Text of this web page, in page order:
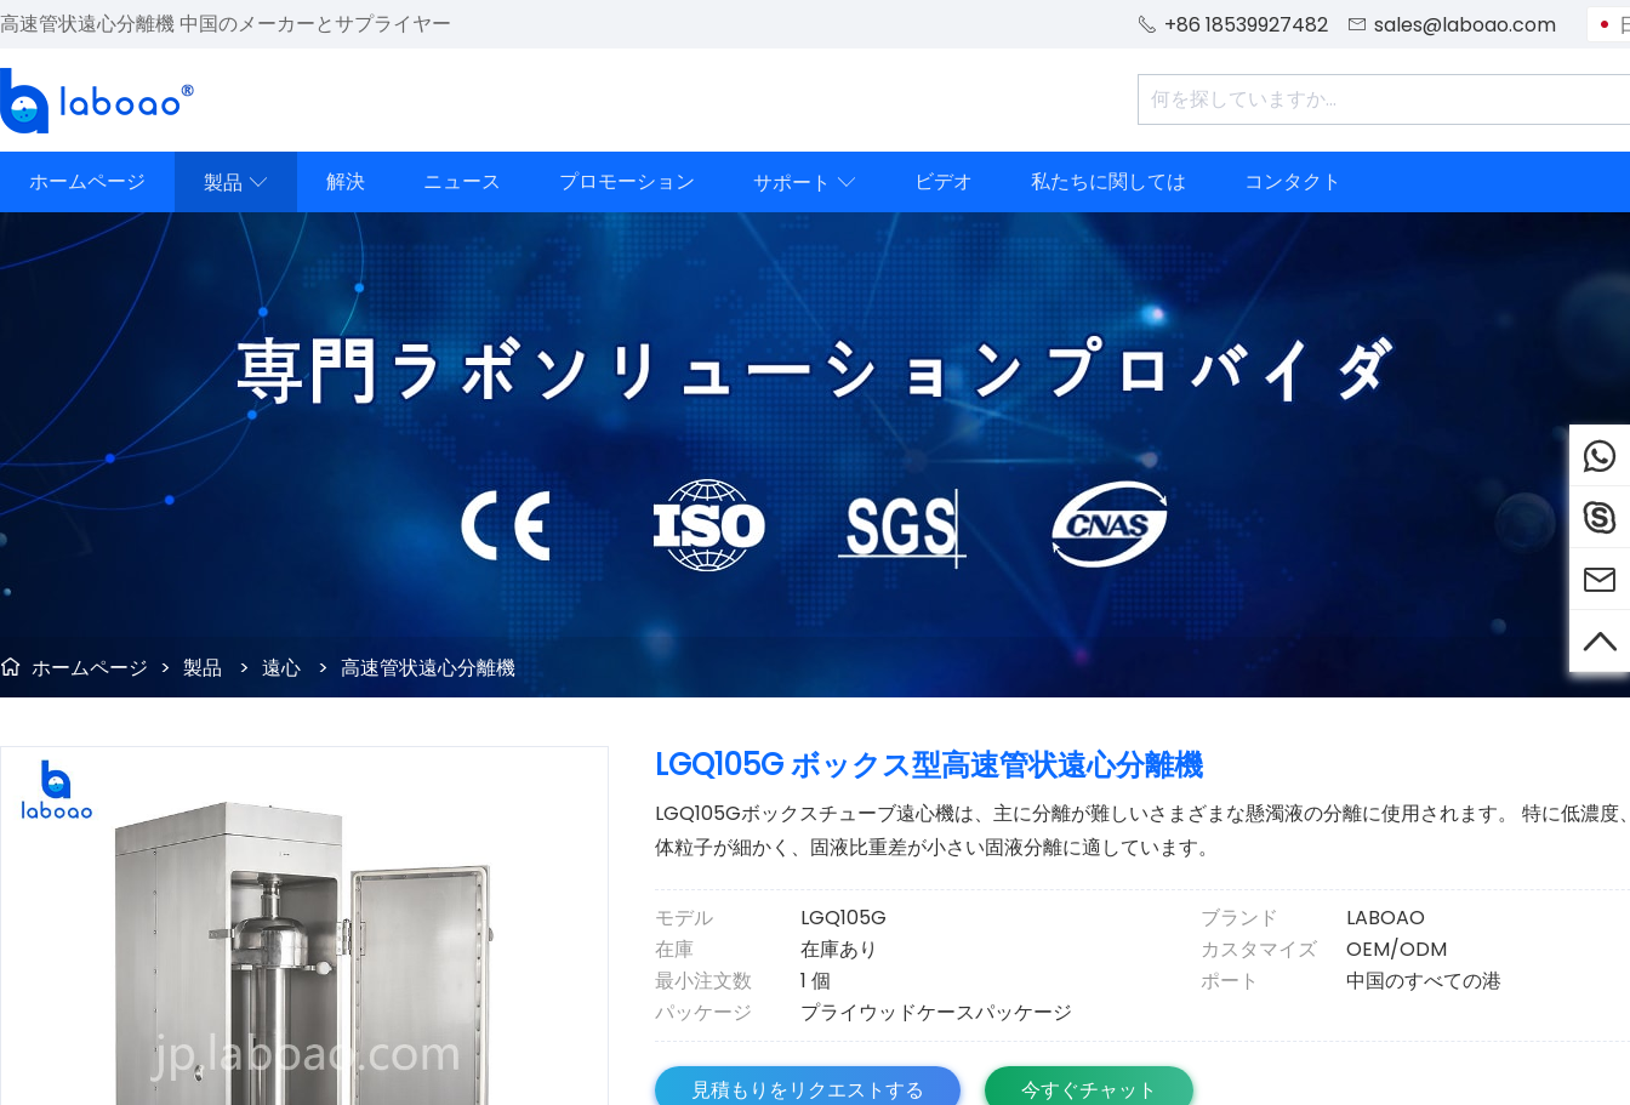
高速管状遠心分離機 中国のメーカーとサプライヤー  +86 18539927482  sales@laboao.com
ホームページ 製品  解決 ニュース プロモーション サポート  ビデオ 私たちに関しては コンタクト
 ホームページ > 製品 > 遠心 > 高速管状遠心分離機
LGQ105G ボックス型高速管状遠心分離機
LGQ105Gボックスチューブ遠心機は、主に分離が難しいさまざまな懸濁液の分離に使用されます。 特に低濃度
体粒子が細かく、固液比重差が小さい固液分離に適しています。
モデル LGQ105G ブランド
LABOAO
在庫
在庫あり カスタマイズ
OEM/ODM
最小注文数
1 個 ポート
中国のすべての港
パッケージ
プライウッドケースパッケージ
見積もりをリクエストする 今すぐチャット



